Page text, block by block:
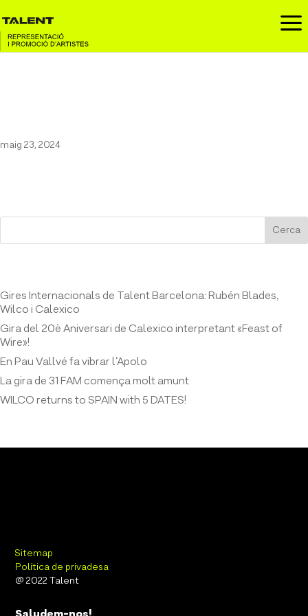
a
maig 23, 2024
Cerca
Gires Internacionals de Talent Barcelona: Rubén Blades,
Wilco i Calexico
Gira del 20è Aniversari de Calexico interpretant «Feast of
Wire»!
En Pau Vallvé fa vibrar l’Apolo
La gira de 31 FAM comença molt amunt
WILCO returns to SPAIN with 5 DATES!
Sitemap
Política de privadesa
@ 2022 Talent